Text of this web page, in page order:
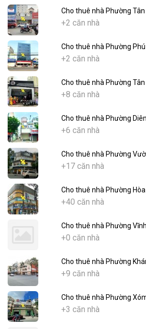
Cho thuê nhà Phường Tân
+2 căn nhà
Cho thuê nhà Phường
+2 căn nhà
Cho thuê nhà Phường
+8 căn nhà
Cho thuê nhà Phường
+6 căn nhà
Cho thuê nhà Phường
+17 căn nhà
Cho thuê nhà Phường
+40 căn nhà
Cho thuê nhà Phường
+0 căn nhà
Cho thuê nhà Phường
+9 căn nhà
Cho thuê nhà Phường
+3 căn nhà